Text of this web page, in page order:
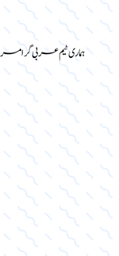
ہماری ٹیم عربی